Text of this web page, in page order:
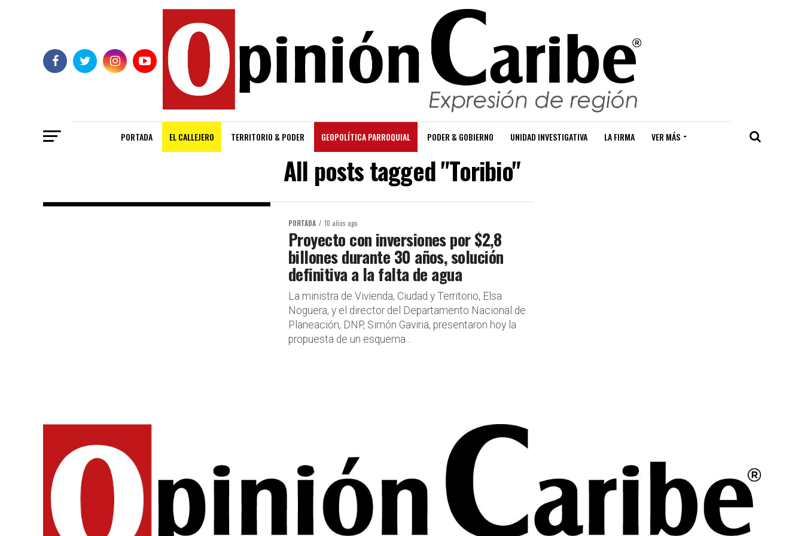
PORTADA EL CALLEJERO TERRITORIO & PODER GEOPOLÍTICA PARROQUIAL PODER & GOBIERNO UNIDAD INVESTIGATIVA LA FIRMA VER MÁS
All posts tagged "Toribio"
PORTADA 10 años ago
Proyecto con inversiones por $2,8
billones durante 30 años, solución
definitiva a la falta de agua
La ministra de Vivienda, Ciudad y Territorio, Elsa
Noguera, y el director del Departamento Nacional de
Planeación, DNP, Simón Gaviria, presentaron hoy la
propuesta de un esquema...